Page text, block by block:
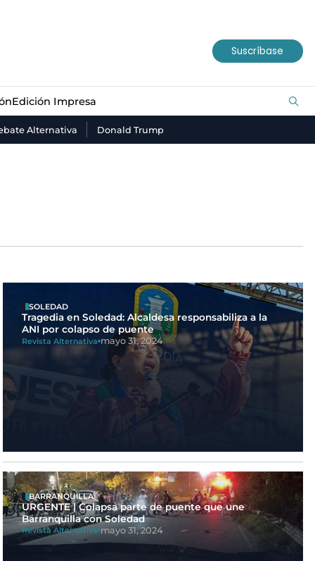
Suscríbase
Edición Impresa
Alternativa Donald Trump
SOLEDAD
Tragedia en Soledad: Alcaldesa responsabiliza a la
ANI por colapso de puente
Revista Alternativa mayo 31, 2024
BARRANQUILLA
URGENTE | Colapsa parte de puente que une
Barranquilla con Soledad
Revista Alternativa mayo 31, 2024